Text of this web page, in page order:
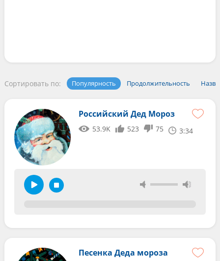
Сортировать по: Популярность Продолжительность
Российский Дед Мороз
53.9K 523 75 3:34
Песенка Деда мороза